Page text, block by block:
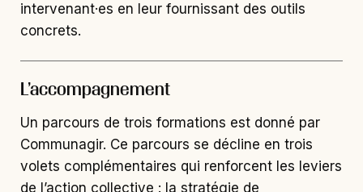
intervenant·es en leur fournissant des outils
concrets.
L’accompagnement
Un parcours de trois formations est donné par
Communagir. Ce parcours se décline en trois
volets complémentaires qui renforcent les leviers
de l’action collective : la stratégie de